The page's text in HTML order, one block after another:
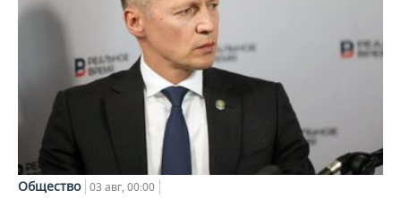
Общество 03 авг, 00:00